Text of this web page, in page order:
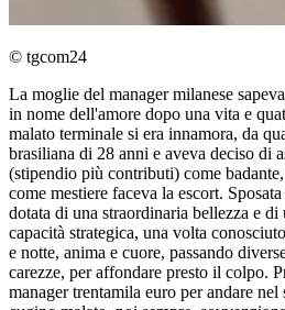
© tgcom24
La moglie del manager milanese
in nome dell'amore dopo una vita e
malato terminale si era innamora, da
brasiliana di 28 anni e aveva deciso di
(stipendio più contributi) come
come mestiere faceva la escort.
dotata di una straordinaria bellezza e
capacità strategica, una volta
e notte, anima e cuore, passando
carezze, per affondare presto il colpo.
manager trentamila euro per andare nel